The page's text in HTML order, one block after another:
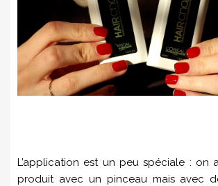
L’application est un peu spéciale : on
produit avec un pinceau mais avec